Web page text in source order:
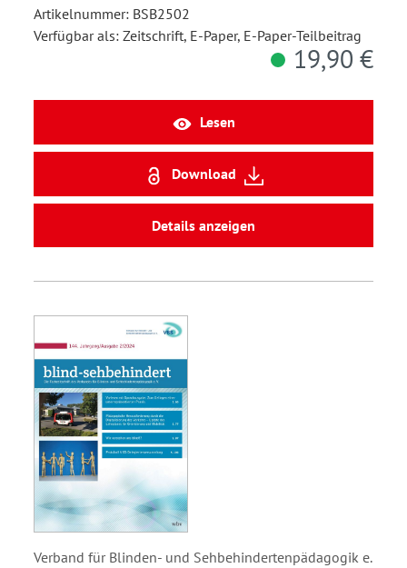
Artikelnummer: BSB2502
Verfügbar als: Zeitschrift, E-Paper, E-Paper-Teilbeitrag
19,90 €
Lesen
Download
Details anzeigen
Verband für Blinden- und Sehbehindertenpädagogik e.